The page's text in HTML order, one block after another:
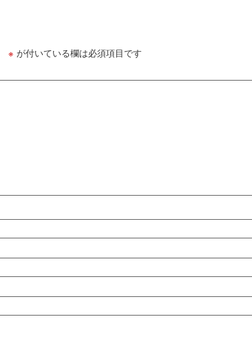
※ が付いている欄は必須項目です